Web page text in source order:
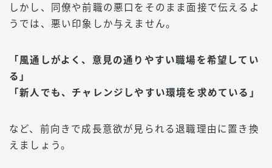
しかし、同僚や前職の悪口をそのまま面接で伝えるよ
うでは、悪い印象しか与えません。
「風通しがよく、意見の通りやすい職場を希望してい
る」
「新人でも、チャレンジしやすい環境を求めている」
など、前向きで成長意欲が見られる退職理由に置き換
えましょう。